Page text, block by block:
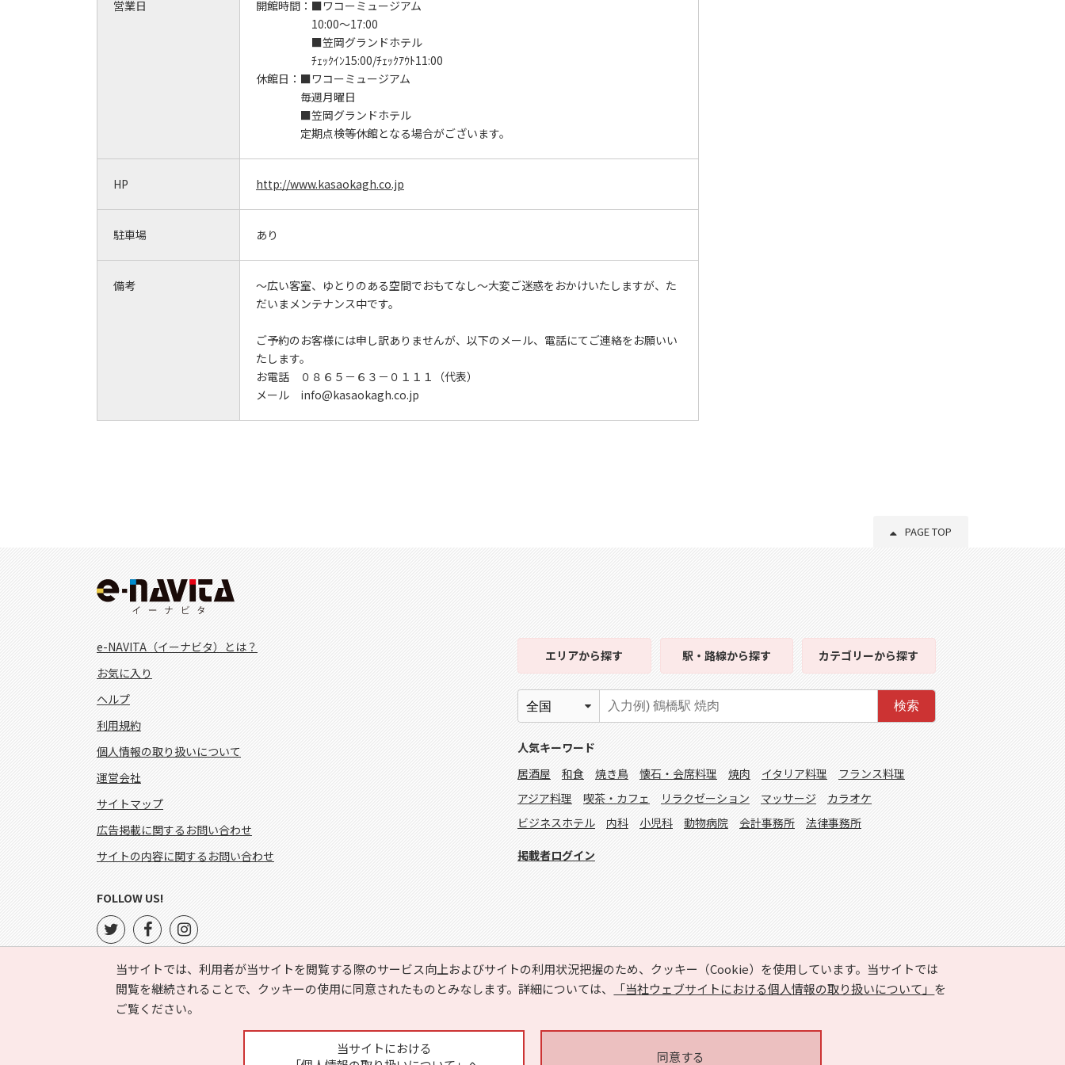
営業日 開館時間： ■ワコーミュージアム
10:00～17:00
■笠岡グランドホテル
ﾁｪｯｸｲﾝ15:00/ﾁｪｯｸｱｳﾄ11:00
休館日： ■ワコーミュージアム
毎週月曜日
■笠岡グランドホテル
定期点検等休館となる場合がございます。
HP http://www.kasaokagh.co.jp
駐車場 あり
備考
～広い客室、ゆとりのある空間でおもてなし～大変ご迷惑をおかけいたしますが、た
だいまメンテナンス中です。
ご予約のお客様には申し訳ありませんが、以下のメール、電話にてご連絡をお願いい
たします。
お電話 ０８６５－６３－０１１１（代表）
メール info@kasaokagh.co.jp
PAGE TOP
当サイトでは、利用者が当サイトを閲覧する際のサービス向上およびサイトの利用状況把握のため、クッキー（Cookie）を使用しています。当サイトでは
閲覧を継続されることで、クッキーの使用に同意されたものとみなします。詳細については、
「当社ウェブサイトにおける個人情報の取り扱いについて」 を
ご覧ください。
当サイトにおける
同意する
e-NAVITA（イーナビタ）とは？
お気に入り
ヘルプ
利用規約
個人情報の取り扱いについて
運営会社
サイトマップ
広告掲載に関するお問い合わせ
サイトの内容に関するお問い合わせ
エリアから探す 駅・路線から探す カテゴリーから探す
検索
人気キーワード
居酒屋
和食 焼き鳥 懐石・会席料理 焼肉 イタリア料理
フランス料理
アジア料理
喫茶・カフェ リラクゼーション マッサージ
カラオケ
ビジネスホテル
内科 小児科 動物病院 会計事務所 法律事務所
掲載者ログイン
FOLLOW US!
Copyright © HYOJITO.Co.,Ltd. All Rights Reserved.